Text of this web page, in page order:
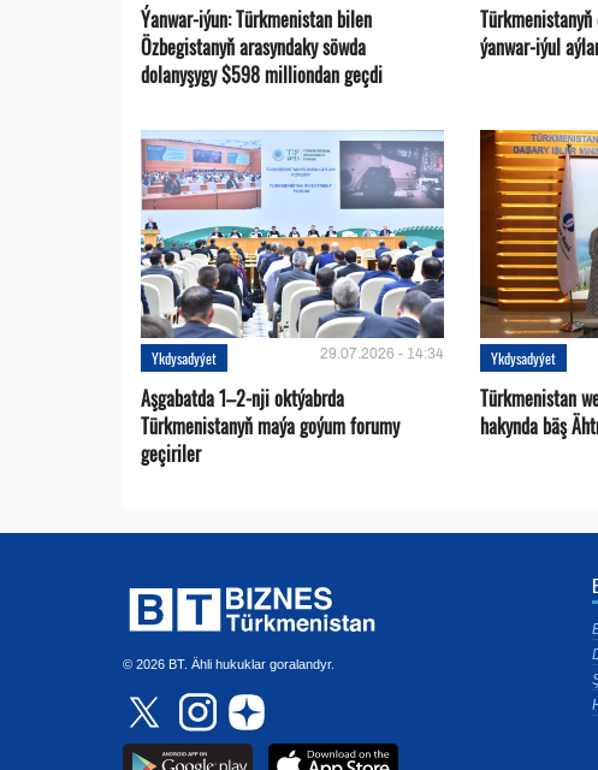
Ýanwar-iýun: Türkmenistan bilen
Özbegistanyň arasyndaky söwda
dolanyşygy $598 milliondan geçdi
Türkmenistanyň
ýanwar-iýul
Ykdysadyýet 29.07.2026 - 14:34
Aşgabatda 1–2-nji oktýabrda
Türkmenistanyň maýa goýum forumy
geçiriler
Ykdysadyýet
Türkmenistan
hakynda bäş
© 2026 BT. Ähli hukuklar goralandyr.